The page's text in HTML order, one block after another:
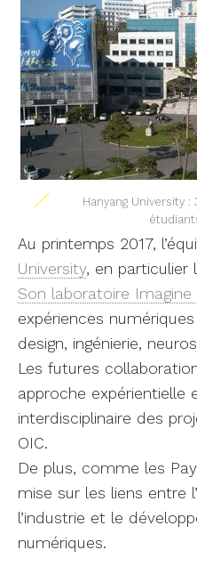
Hanyang University
Au printemps 2017,
University, en particulier
Son laboratoire Imagine
expériences
design, ingénierie,
Les futures
approche expérientielle
interdisciplinaire des
OIC.
De plus, comme les
mise sur les liens entre
l’industrie et le
numériques.